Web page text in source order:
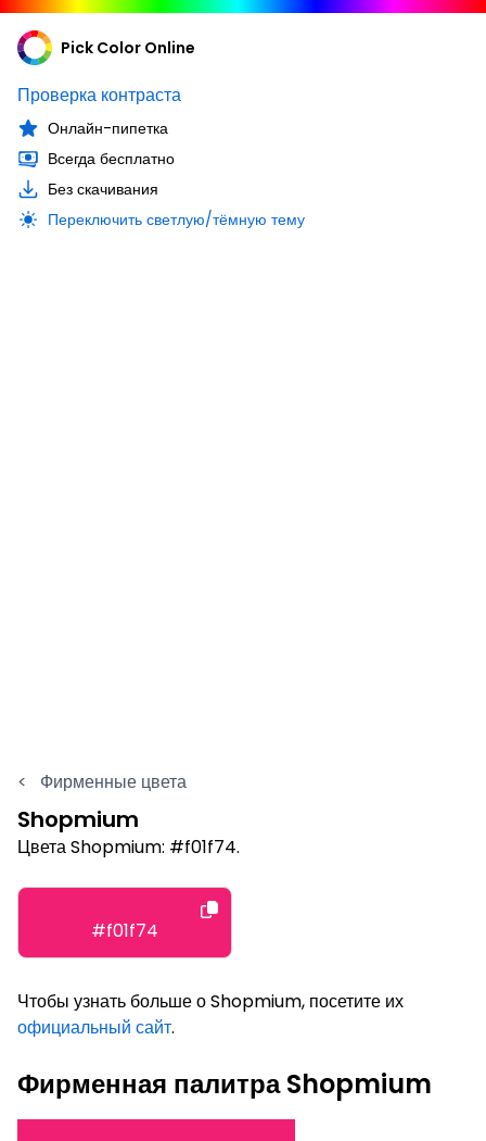
Pick Color Online
Проверка контраста
Онлайн-пипетка
Всегда бесплатно
Без скачивания
Переключить светлую/тёмную тему
< Фирменные цвета
Shopmium
Цвета Shopmium: #f01f74.
#f01f74
Чтобы узнать больше о Shopmium, посетите их
официальный сайт.
Фирменная палитра Shopmium